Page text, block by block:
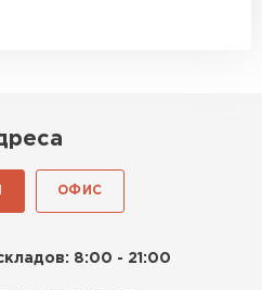
ОФИС
8:00 - 21:00